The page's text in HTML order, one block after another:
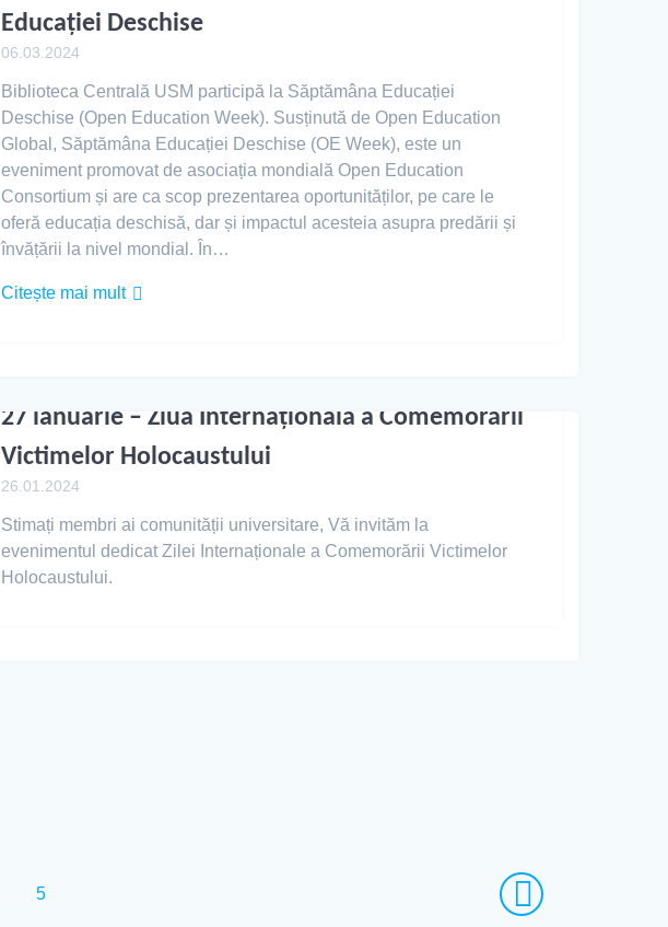
Educației Deschise
06.03.2024
Biblioteca Centrală USM participă la Săptămâna Educației
Deschise (Open Education Week). Susținută de Open Education
Global, Săptămâna Educației Deschise (OE Week), este un
eveniment promovat de asociația mondială Open Education
Consortium și are ca scop prezentarea oportunităților, pe care le
oferă educația deschisă, dar și impactul acesteia asupra predării și
învățării la nivel mondial. În…
Citește mai mult
27 ianuarie – Ziua Internațională a Comemorării
Victimelor Holocaustului
26.01.2024
Stimați membri ai comunității universitare, Vă invităm la
evenimentul dedicat Zilei Internaționale a Comemorării Victimelor
Holocaustului.
5